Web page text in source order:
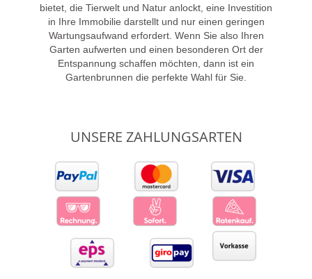
bietet, die Tierwelt und Natur anlockt, eine Investition
in Ihre Immobilie darstellt und nur einen geringen
Wartungsaufwand erfordert. Wenn Sie also Ihren
Garten aufwerten und einen besonderen Ort der
Entspannung schaffen möchten, dann ist ein
Gartenbrunnen die perfekte Wahl für Sie.
UNSERE ZAHLUNGSARTEN